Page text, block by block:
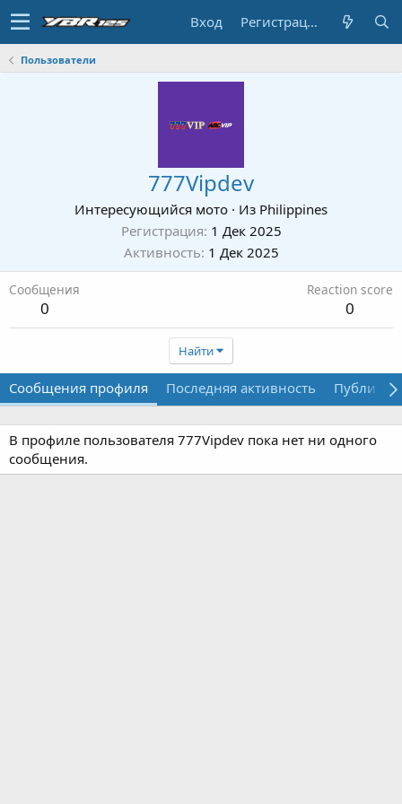
Вход Регистрация
Пользователи
777Vipdev
Интересующийся мото · Из Philippines
Регистрация 1 Дек 2025
Активность 1 Дек 2025
Сообщения
0
Reaction score
0
Найти
Сообщения профиля Последняя активность
В профиле пользователя 777Vipdev пока нет ни одного
сообщения.